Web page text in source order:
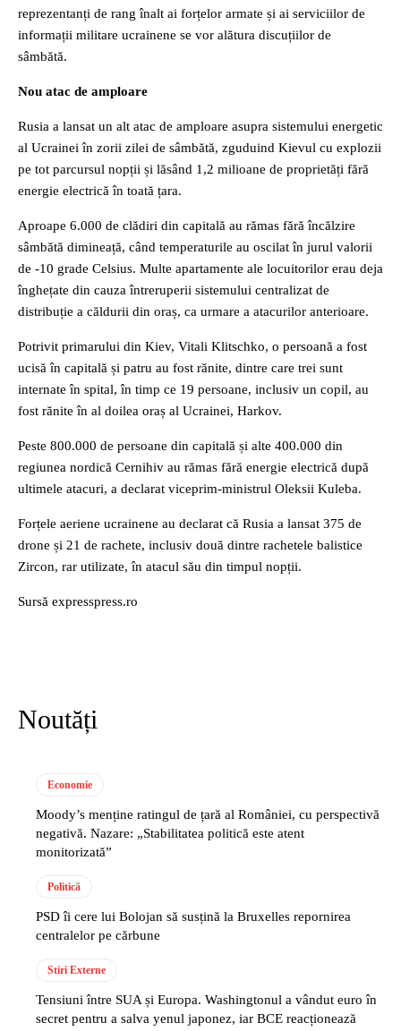
reprezentanți de rang înalt ai forțelor armate și ai serviciilor de
informații militare ucrainene se vor alătura discuțiilor de
sâmbătă.
Nou atac de amploare
Rusia a lansat un alt atac de amploare asupra sistemului energetic
al Ucrainei în zorii zilei de sâmbătă, zguduind Kievul cu explozii
pe tot parcursul nopții și lăsând 1,2 milioane de proprietăți fără
energie electrică în toată țara.
Aproape 6.000 de clădiri din capitală au rămas fără încălzire
sâmbătă dimineață, când temperaturile au oscilat în jurul valorii
de -10 grade Celsius. Multe apartamente ale locuitorilor erau deja
înghețate din cauza întreruperii sistemului centralizat de
distribuție a căldurii din oraș, ca urmare a atacurilor anterioare.
Potrivit primarului din Kiev, Vitali Klitschko, o persoană a fost
ucisă în capitală și patru au fost rănite, dintre care trei sunt
internate în spital, în timp ce 19 persoane, inclusiv un copil, au
fost rănite în al doilea oraș al Ucrainei, Harkov.
Peste 800.000 de persoane din capitală și alte 400.000 din
regiunea nordică Cernihiv au rămas fără energie electrică după
ultimele atacuri, a declarat viceprim-ministrul Oleksii Kuleba.
Forțele aeriene ucrainene au declarat că Rusia a lansat 375 de
drone și 21 de rachete, inclusiv două dintre rachetele balistice
Zircon, rar utilizate, în atacul său din timpul nopții.
Sursă expresspress.ro
Noutăți
Economie
Moody’s menține ratingul de țară al României, cu perspectivă
negativă. Nazare: „Stabilitatea politică este atent
monitorizată”
Politică
PSD îi cere lui Bolojan să susțină la Bruxelles repornirea
centralelor pe cărbune
Stiri Externe
Tensiuni între SUA și Europa. Washingtonul a vândut euro în
secret pentru a salva yenul japonez, iar BCE reacționează